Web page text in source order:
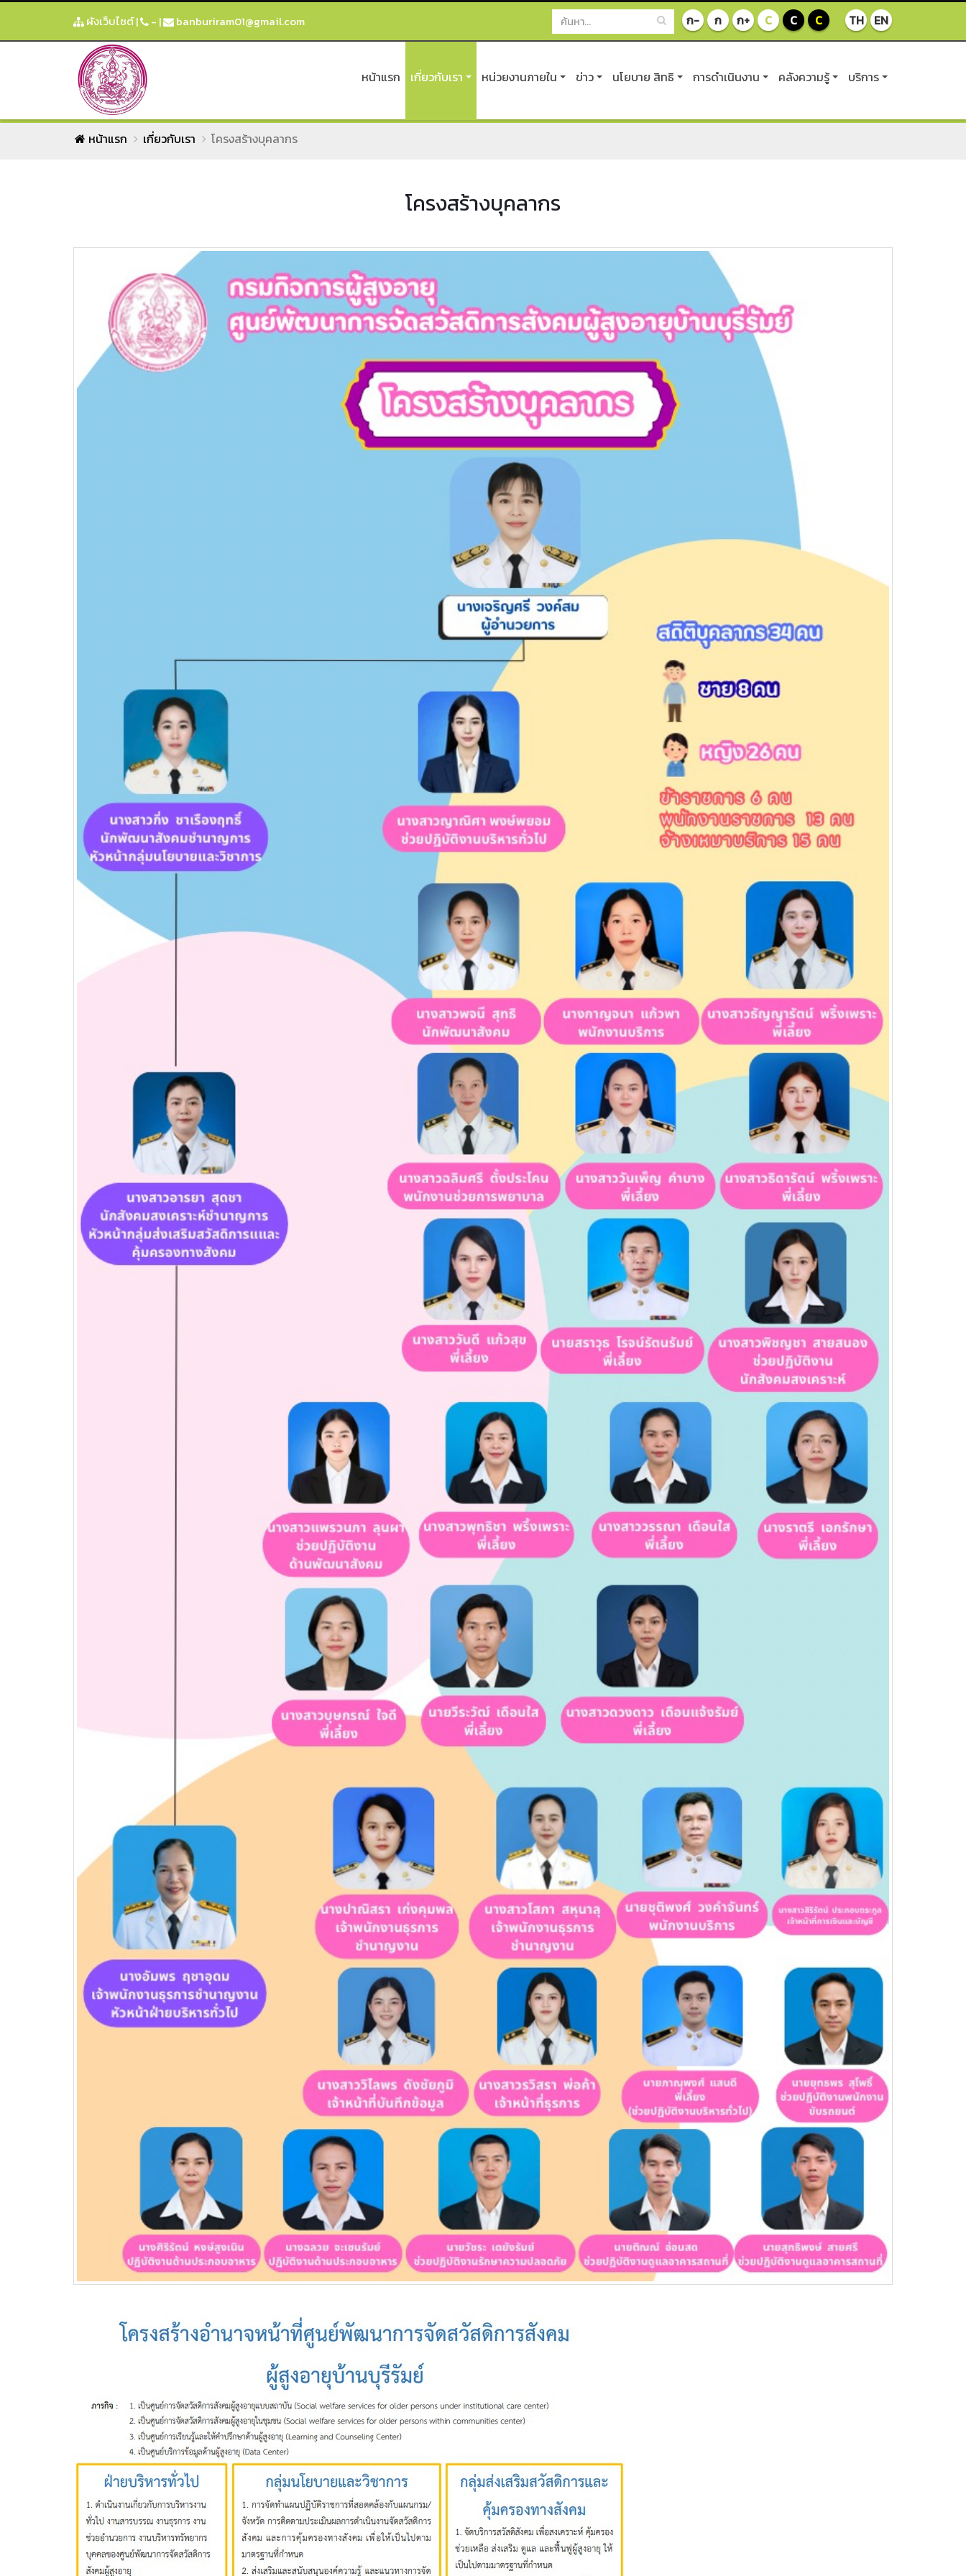
ผังเว็บไซต์| - | banburiram01@gmail.com TH EN
ก- ก ก+ C C C
หน้าแรก เกี่ยวกับเรา หน่วยงานภายใน ข่าว นโยบาย สิทธิ การดำเนินงาน คลังความรู้ บริการ
หน้าแรก เกี่ยวกับเรา โครงสร้างบุคลากร
โครงสร้างบุคลากร